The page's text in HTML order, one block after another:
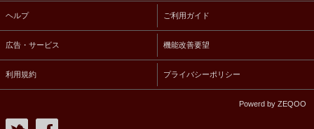
ヘルプ ご利用ガイド
広告・サービス 機能改善要望
利用規約 プライバシーポリシー
Powerd by ZEQOO